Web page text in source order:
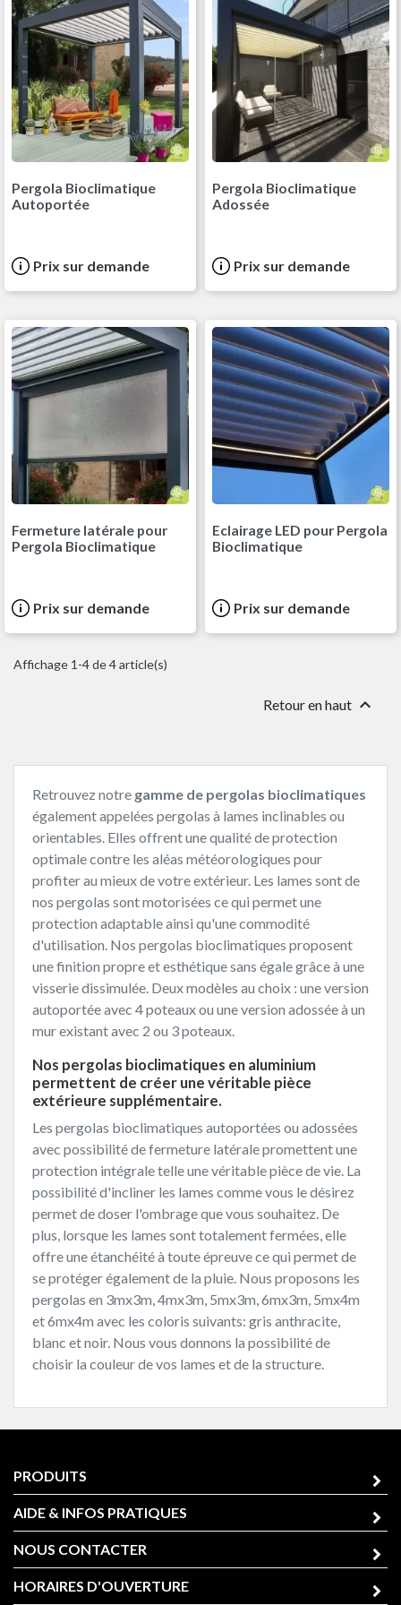
Pergola Bioclimatique
Autoportée
Prix sur demande
Pergola Bioclimatique
Adossée
Prix sur demande
Fermeture latérale pour
Pergola Bioclimatique
Prix sur demande
Eclairage LED pour Pergola
Bioclimatique
Prix sur demande
Affichage 1-4 de 4 article(s)
Retour en haut 
Retrouvez notre gamme de pergolas bioclimatiques
également appelées pergolas à lames inclinables ou
orientables. Elles offrent une qualité de protection
optimale contre les aléas météorologiques pour
profiter au mieux de votre extérieur. Les lames sont de
nos pergolas sont motorisées ce qui permet une
protection adaptable ainsi qu'une commodité
d'utilisation. Nos pergolas bioclimatiques proposent
une finition propre et esthétique sans égale grâce à une
visserie dissimulée. Deux modèles au choix : une version
autoportée avec 4 poteaux ou une version adossée à un
mur existant avec 2 ou 3 poteaux.
Nos pergolas bioclimatiques en aluminium
permettent de créer une véritable pièce
extérieure supplémentaire.
Les pergolas bioclimatiques autoportées ou adossées
avec possibilité de fermeture latérale promettent une
protection intégrale telle une véritable pièce de vie. La
possibilité d'incliner les lames comme vous le désirez
permet de doser l'ombrage que vous souhaitez. De
plus, lorsque les lames sont totalement fermées, elle
offre une étanchéité à toute épreuve ce qui permet de
se protéger également de la pluie. Nous proposons les
pergolas en 3mx3m, 4mx3m, 5mx3m, 6mx3m, 5mx4m
et 6mx4m avec les coloris suivants: gris anthracite,
blanc et noir. Nous vous donnons la possibilité de
choisir la couleur de vos lames et de la structure.
PRODUITS
AIDE & INFOS PRATIQUES
NOUS CONTACTER
HORAIRES D'OUVERTURE